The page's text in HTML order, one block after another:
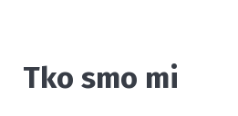
Tko smo mi